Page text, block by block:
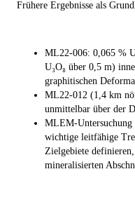
Frühere Ergebnisse als
ML22-006: 0,065 %
U₃O₈ über 0,5 m)
graphitischen
ML22-012 (1,4 km
unmittelbar über der
MLEM-Untersuchung
wichtige leitfähige
Zielgebiete
mineralisierten